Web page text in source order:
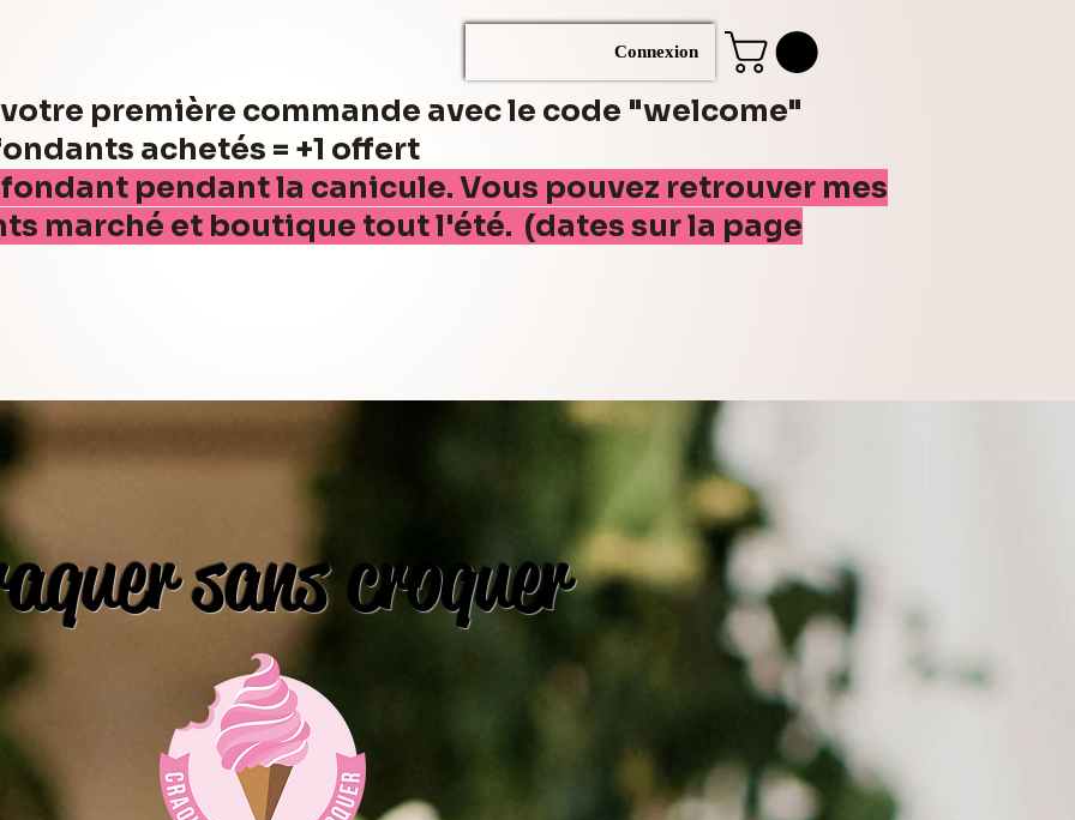
Connexion
première commande avec le code "welcome"
achetés = +1 offert
pendant la canicule. Vous pouvez retrouver mes
marché et boutique tout l'été. (dates sur la page
sans croquer